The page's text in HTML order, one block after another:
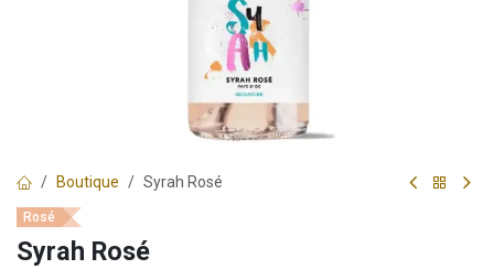
Boutique Syrah Rosé
Rosé
Syrah Rosé